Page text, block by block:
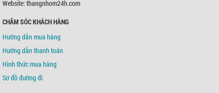
Số TK:
Website: thangnhom24h.com
CHĂM SÓC KHÁCH HÀNG
Hướng dẫn mua hàng
Hướng dẫn thanh toán
Hình thức mua hàng
Sơ đồ đường đi